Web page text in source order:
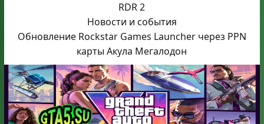
RDR 2
Новости и события
Обновление Rockstar Games Launcher через PPN
карты Акула Мегалодон